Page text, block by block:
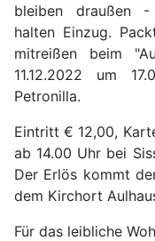
bleiben draußen -
halten Einzug.
mitreißen beim
11.12.2022 um
Petronilla.
Eintritt € 12,00,
ab 14.00 Uhr bei
Der Erlös kommt
dem Kirchort
Für das leibliche